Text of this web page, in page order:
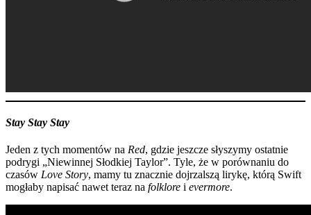
Stay Stay Stay
Jeden z tych momentów na Red, gdzie jeszcze słyszymy ostatnie
podrygi „Niewinnej Słodkiej Taylor”. Tyle, że w porównaniu do
czasów Love Story, mamy tu znacznie dojrzalszą lirykę, którą Swift
mogłaby napisać nawet teraz na folklore i evermore.